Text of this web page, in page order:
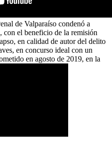
de Valparaíso condenó a
con el beneficio de la remisión
en calidad de autor del delito
en concurso ideal con un
en agosto de 2019, en la